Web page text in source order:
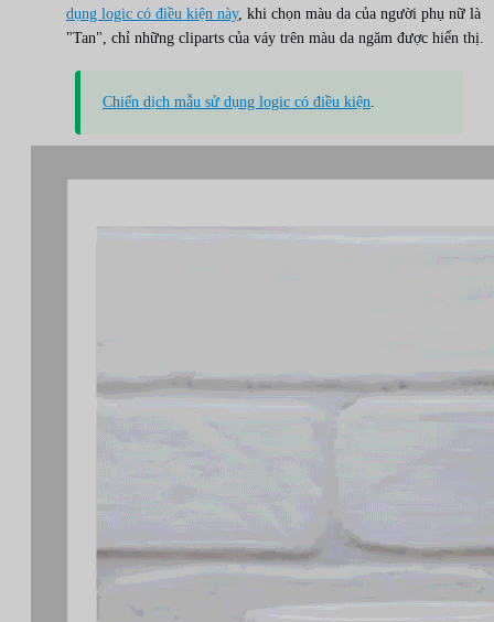
dụng logic có điều kiện này, khi chọn màu da của người phụ nữ là
"Tan", chỉ những cliparts của váy trên màu da ngăm được hiển thị.
Chiến dịch mẫu sử dụng logic có điều kiện